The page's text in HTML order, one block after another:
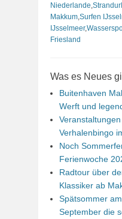
Niederlande
Makkum Surfen
IJsselmeer,
Friesland
Was es Neues
Buitenhaven
Werft und
Verhalenbingo
Noch
Ferienwoche
Radtour über
Klassiker ab
Spätsommer
September die